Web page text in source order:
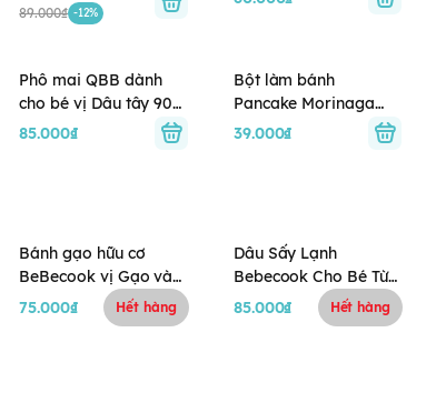
89.000₫ -12%
Phô mai QBB dành
cho bé vị Dâu tây 90g
(18M+)
85.000₫
Bột làm bánh
Pancake Morinaga
150g (9M+)
39.000₫
Bánh gạo hữu cơ
BeBecook vị Gạo và
Rau chân vịt cho bé
75.000₫ Hết hàng
Dâu Sấy Lạnh
Bebecook Cho Bé Từ
12M+
85.000₫ Hết hàng